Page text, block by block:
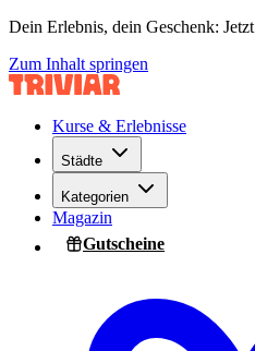
Dein Erlebnis, dein Geschenk: Jetzt
Zum Inhalt springen
Kurse & Erlebnisse
Städte
Kategorien
Magazin
Gutscheine